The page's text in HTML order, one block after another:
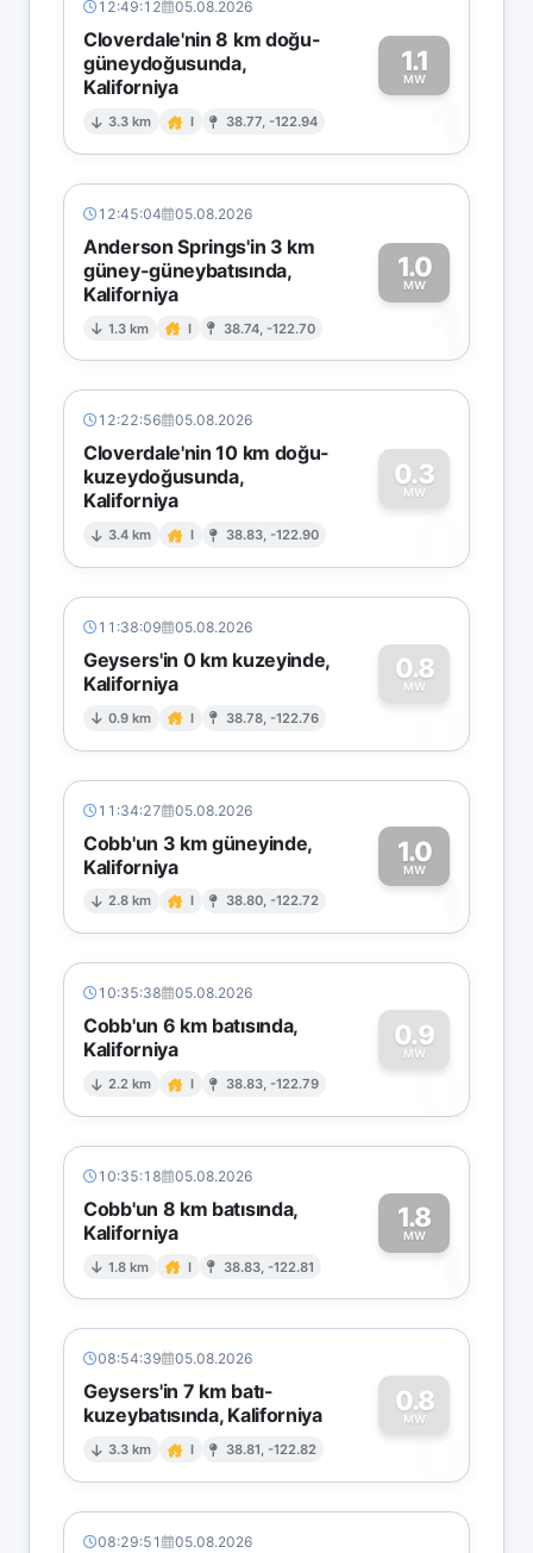
12:49:12 05.08.2026
Cloverdale'nin 8 km doğu-
güneydoğusunda,
Kaliforniya
3.3 km I 38.77, -122.94
1.1
MW
1
12:45:04 05.08.2026
Anderson Springs'in 3 km
güney-güneybatısında,
Kaliforniya
1.3 km I 38.74, -122.70
1.0
MW
1
12:22:56 05.08.2026
Cloverdale'nin 10 km doğu-
kuzeydoğusunda,
Kaliforniya
3.4 km I 38.83, -122.90
0.3
MW
0
11:38:09 05.08.2026
Geysers'in 0 km kuzeyinde,
Kaliforniya
0.9 km I 38.78, -122.76
0.8
MW
0
11:34:27 05.08.2026
Cobb'un 3 km güneyinde,
Kaliforniya
2.8 km I 38.80, -122.72
1.0
MW1
10:35:38 05.08.2026
Cobb'un 6 km batısında,
Kaliforniya
2.2 km I 38.83, -122.79
0.9
MW
0
10:35:18 05.08.2026
Cobb'un 8 km batısında,
Kaliforniya
1.8 km I 38.83, -122.81
1.8
MW1
08:54:39 05.08.2026
Geysers'in 7 km batı-
kuzeybatısında, Kaliforniya
3.3 km I 38.81, -122.82
0.8
MW
0
08:29:51 05.08.2026